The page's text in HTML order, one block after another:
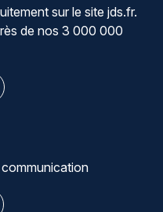
sur le site jds.fr.
de nos 3 000 000